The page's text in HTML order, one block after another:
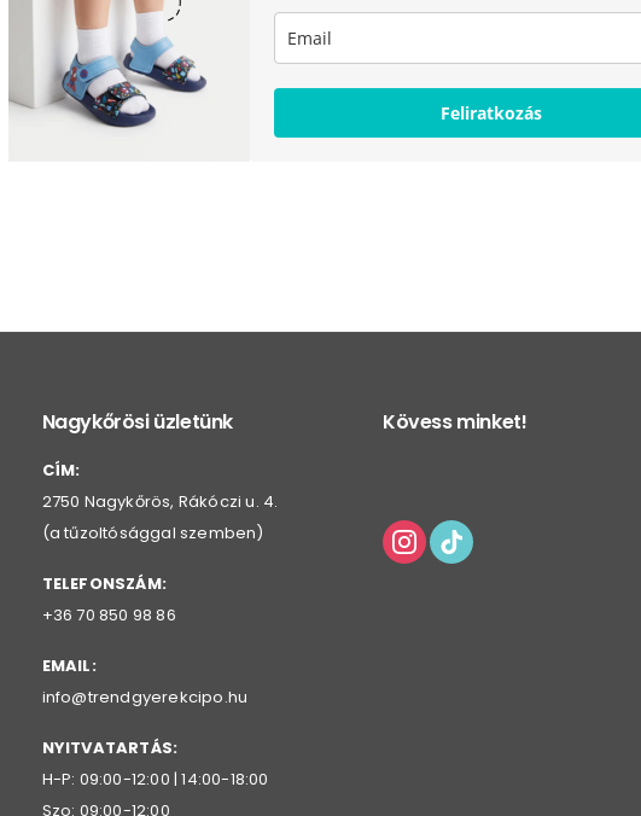
Feliratkozás
Nagykőrösi üzletünk
CÍM:
2750 Nagykőrös, Rákóczi u. 4.
(a tűzoltósággal szemben)
TELEFONSZÁM:
+36 70 850 98 86
EMAIL:
info@trendgyerekcipo.hu
NYITVATARTÁS:
H-P: 09:00-12:00 | 14:00-18:00
Szo: 09:00-12:00
Kövess minket!